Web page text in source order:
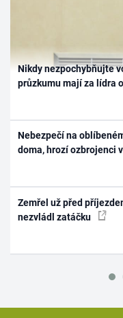
Nikdy nezpochybňujte
průzkumu mají za lídra
Nebezpečí na
doma, hrozí ozbrojenci
Zemřel už před
nezvládl zatáčku